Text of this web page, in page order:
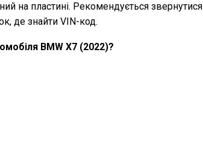
на пластині. Рекомендується звернутися
де знайти VIN-код.
BMW X7 (2022)?